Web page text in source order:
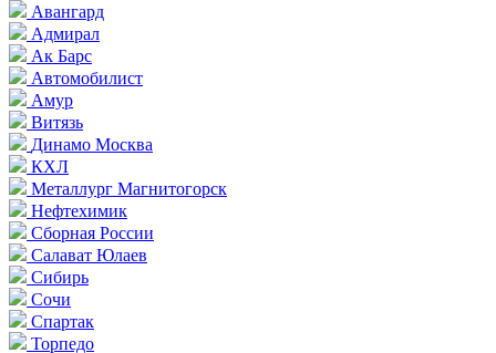
Авангард
Адмирал
Ак Барс
Автомобилист
Амур
Витязь
Динамо Москва
КХЛ
Металлург Магнитогорск
Нефтехимик
Сборная России
Салават Юлаев
Сибирь
Сочи
Спартак
Торпедо